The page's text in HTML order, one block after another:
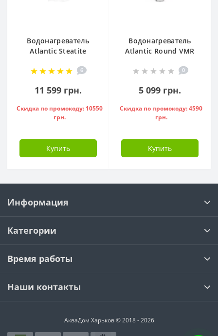
Водонагреватель
Atlantic Steatite
1500W, - 841286
6
11 599 грн.
Скидка по промокоду: 10550
грн.
Купить
Водонагреватель
Atlantic Round VMR
951136
0
5 099 грн.
Скидка по промокоду: 4590
грн.
Купить
Информация
Категории
Время работы
Наши контакты
АкваДом Харьков © 2018 - 2026